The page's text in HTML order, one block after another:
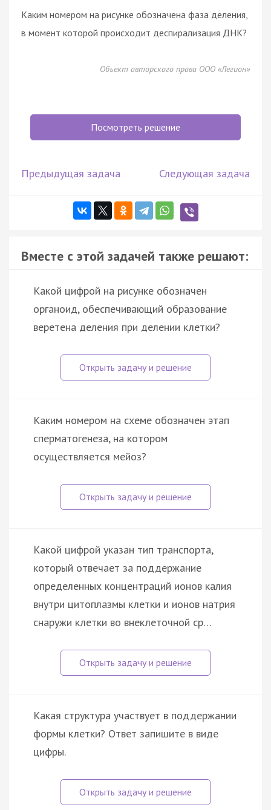
Каким номером на рисунке обозначена фаза деления,
в момент которой происходит деспирализация ДНК?
Объект авторского права ООО «Легион»
Посмотреть решение
Предыдущая задача Следующая задача
Вместе с этой задачей также решают:
Какой цифрой на рисунке обозначен
органоид, обеспечивающий образование
веретена деления при делении клетки?
Каким номером на схеме обозначен этап
сперматогенеза, на котором
осуществляется мейоз?
Какой цифрой указан тип транспорта,
который отвечает за поддержание
определенных концентраций ионов калия
внутри цитоплазмы клетки и ионов натрия
снаружи клетки во внеклеточной ср…
Какая структура участвует в поддержании
формы клетки? Ответ запишите в виде
цифры.